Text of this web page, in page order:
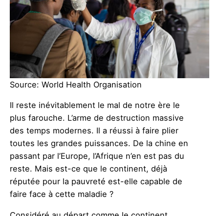
Source: World Health Organisation
Il reste inévitablement le mal de notre ère le
plus farouche. L’arme de destruction massive
des temps modernes. Il a réussi à faire plier
toutes les grandes puissances. De la chine en
passant par l’Europe, l’Afrique n’en est pas du
reste. Mais est-ce que le continent, déjà
réputée pour la pauvreté est-elle capable de
faire face à cette maladie ?